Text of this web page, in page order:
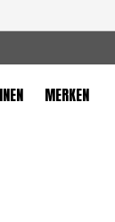
MERKEN